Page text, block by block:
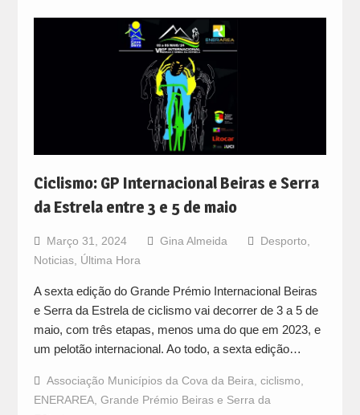
Ciclismo: GP Internacional Beiras e Serra
da Estrela entre 3 e 5 de maio
Março 31, 2024 Gina Almeida Desporto
Noticias, Última Hora
A sexta edição do Grande Prémio Internacional Beiras
e Serra da Estrela de ciclismo vai decorrer de 3 a 5 de
maio, com três etapas, menos uma do que em 2023, e
um pelotão internacional. Ao todo, a sexta edição…
Associação Municípios da Cova da Beira ciclismo
ENERAREA, Grande Prémio Beiras e Serra da